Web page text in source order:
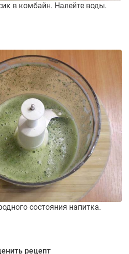
в комбайн. Налейте воды.
состояния напитка.
рецепт